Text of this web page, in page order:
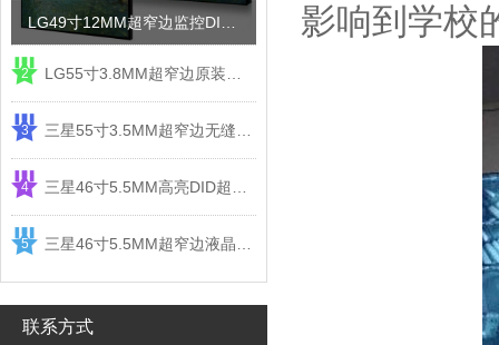
2
3
4
5
联系方式
影响到学校